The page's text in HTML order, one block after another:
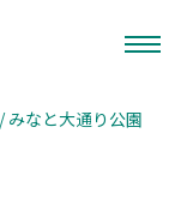
なと大通り公園